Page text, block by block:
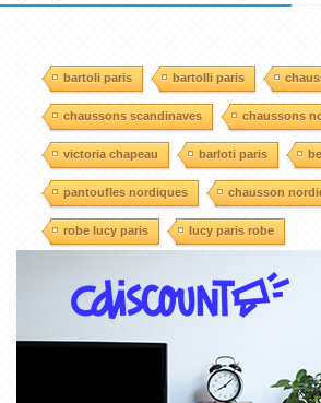
bartoli paris bartolli paris
chaussons scandinaves chaussons
victoria chapeau barloti paris
pantoufles nordiques chausson
robe lucy paris lucy paris robe